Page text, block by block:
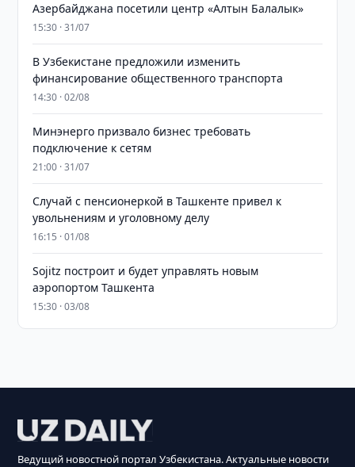
Азербайджана посетили центр «Алтын Балалык»
15:30 · 31/07
В Узбекистане предложили изменить
финансирование общественного транспорта
14:30 · 02/08
Минэнерго призвало бизнес требовать
подключение к сетям
21:00 · 31/07
Случай с пенсионеркой в Ташкенте привел к
увольнениям и уголовному делу
16:15 · 01/08
Sojitz построит и будет управлять новым
аэропортом Ташкента
15:30 · 03/08
Ведущий новостной портал Узбекистана. Актуальные новости